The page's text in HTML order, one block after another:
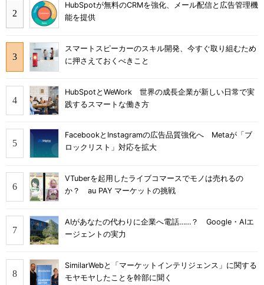
HubSpotが無料のCRMを強化、メール配信と広告管理機
能を提供
スマートスピーカーのスキル開発、今すぐ取り組むため
に押さえておくべきこと
HubSpotとWeWork 世界の成長企業が新しい日常で実
践するスマートな働き方
FacebookとInstagramの広告品質強化へ Metaが「ブ
ロックリスト」対応を拡大
VTuberを起用したライブコマースでモノは売れるの
か？ au PAY マーケットの挑戦
AIがあなたの代わりに企業へ電話……？ Google・AIエ
ージェントの実力
SimilarWebと「マーケットインテリジェンス」に関する
モヤモヤしたことを幹部に聞く